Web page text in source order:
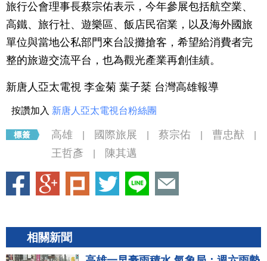
旅行公會理事長蔡宗佑表示，今年參展包括航空業、
高鐵、旅行社、遊樂區、飯店民宿業，以及海外國旅
單位與當地公私部門來台設攤搶客，希望給消費者完
整的旅遊交流平台，也為觀光產業再創佳績。
新唐人亞太電視 李金菊 葉子棻 台灣高雄報導
按讚加入 新唐人亞太電視台粉絲團
高雄 國際旅展 蔡宗佑 曹忠猷
王哲彥 陳其邁
相關新聞